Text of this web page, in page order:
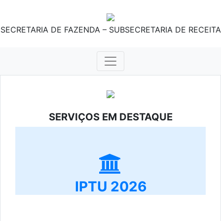
SECRETARIA DE FAZENDA – SUBSECRETARIA DE RECEITA
SERVIÇOS EM DESTAQUE
IPTU 2026